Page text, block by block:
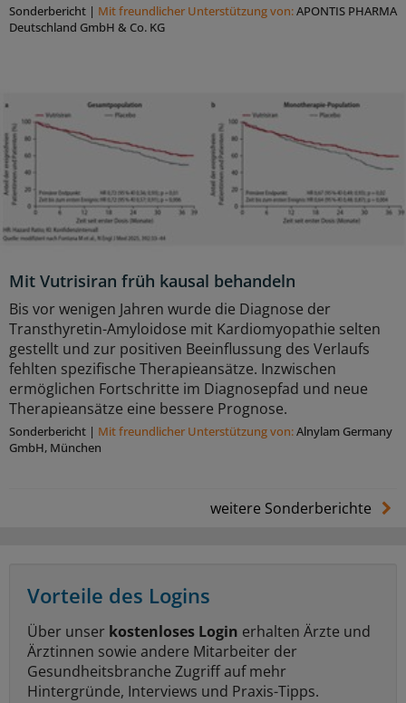
Sonderbericht | Mit freundlicher Unterstützung von:APONTIS PHARMA
Deutschland GmbH & Co. KG
Mit Vutrisiran früh kausal behandeln
Bis vor wenigen Jahren wurde die Diagnose der
Transthyretin-Amyloidose mit Kardiomyopathie selten
gestellt und zur positiven Beeinflussung des Verlaufs
fehlten spezifische Therapieansätze. Inzwischen
ermöglichen Fortschritte im Diagnosepfad und neue
Therapieansätze eine bessere Prognose.
Sonderbericht | Mit freundlicher Unterstützung von:Alnylam Germany
GmbH, München
weitere Sonderberichte
Vorteile des Logins
Über unser kostenloses Login erhalten Ärzte und
Ärztinnen sowie andere Mitarbeiter der
Gesundheitsbranche Zugriff auf mehr
Hintergründe, Interviews und Praxis-Tipps.